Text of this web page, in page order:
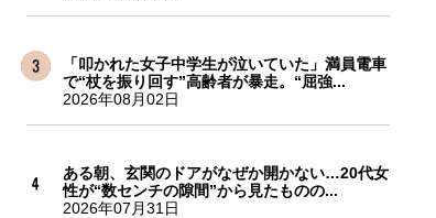
「叩かれた女子中学生が泣いていた」満員電車
で“杖を振り回す”高齢者が暴走。“屈強...
2026年08月02日
ある朝、玄関のドアがなぜか開かない…20代女
性が“数センチの隙間”から見たものの...
2026年07月31日